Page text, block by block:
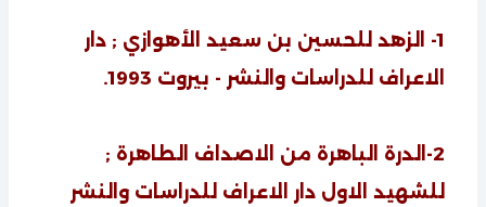
1- الزهد للحسين بن سعيد الأهوازي ; دار
الاعراف للدراسات والنشر - بيروت 1993.
2-الدرة الباهرة من الاصداف الطاهرة ;
للشهيد الاول دار الاعراف للدراسات والنشر